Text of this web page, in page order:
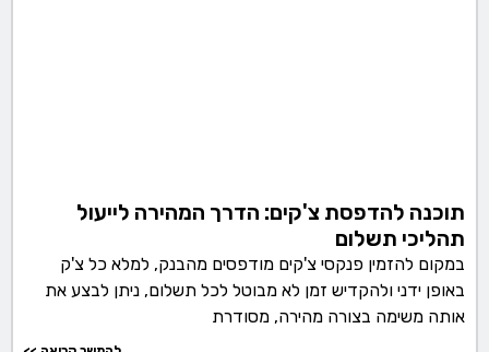
תוכנה להדפסת צ'קים: הדרך המהירה לייעול
תהליכי תשלום
במקום להזמין פנקסי צ'קים מודפסים מהבנק, למלא כל צ'ק
באופן ידני ולהקדיש זמן לא מבוטל לכל תשלום, ניתן לבצע את
אותה משימה בצורה מהירה, מסודרת